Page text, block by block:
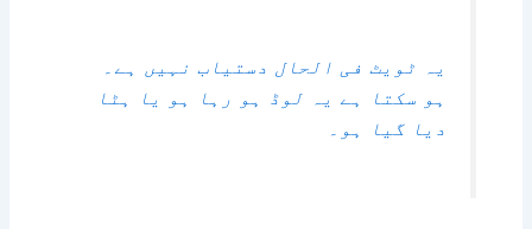
یہ ٹویٹ فی الحال دستیاب نہیں ہے۔
ہو سکتا ہے یہ لوڈ ہو رہا ہو یا ہٹا
دیا گیا ہو۔